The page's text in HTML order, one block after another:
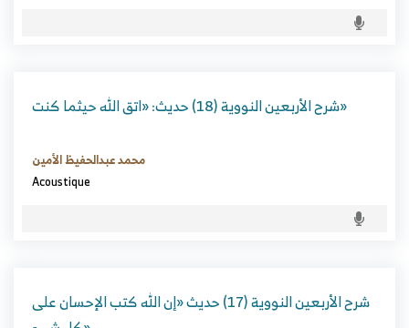
شرح الأربعين النووية (18) حديث: «اتق الله حيثما كنت»
محمد عبدالحفيظ الأمين
Acoustique
شرح الأربعين النووية (17) حديث «إن الله كتب الإحسان على